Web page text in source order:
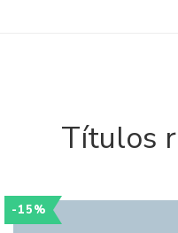
Títulos
-15%